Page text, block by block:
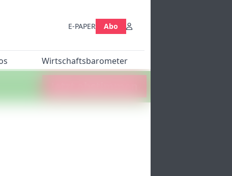
E-PAPER Abo
Wirtschaftsbarometer